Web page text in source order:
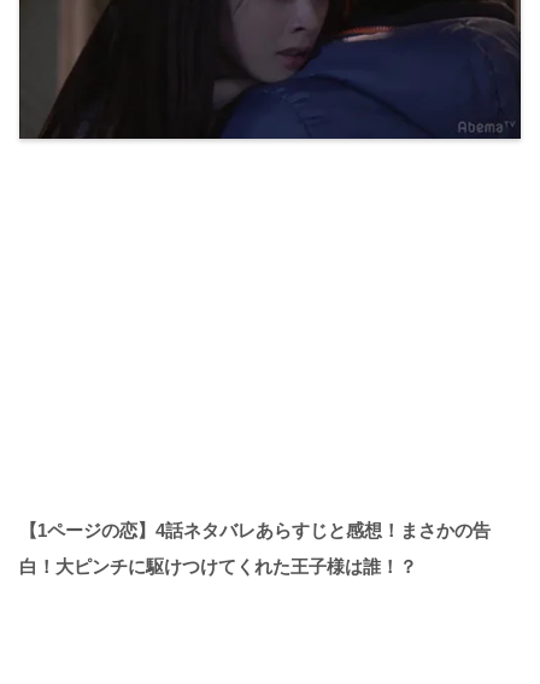
【1ページの恋】4話ネタバレあらすじと感想！まさかの告
白！大ピンチに駆けつけてくれた王子様は誰！？